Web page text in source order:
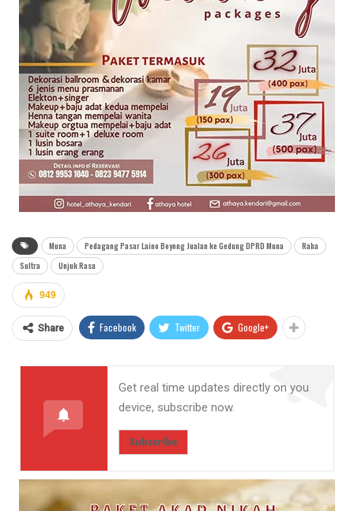
Muna Pedagang Pasar Laino Boyong Jualan ke Gedung DPRD Muna
Raha
Sultra
Unjuk Rasa
949
Share Facebook Twitter Google+
Get real time updates directly on you
device, subscribe now.
Subscribe